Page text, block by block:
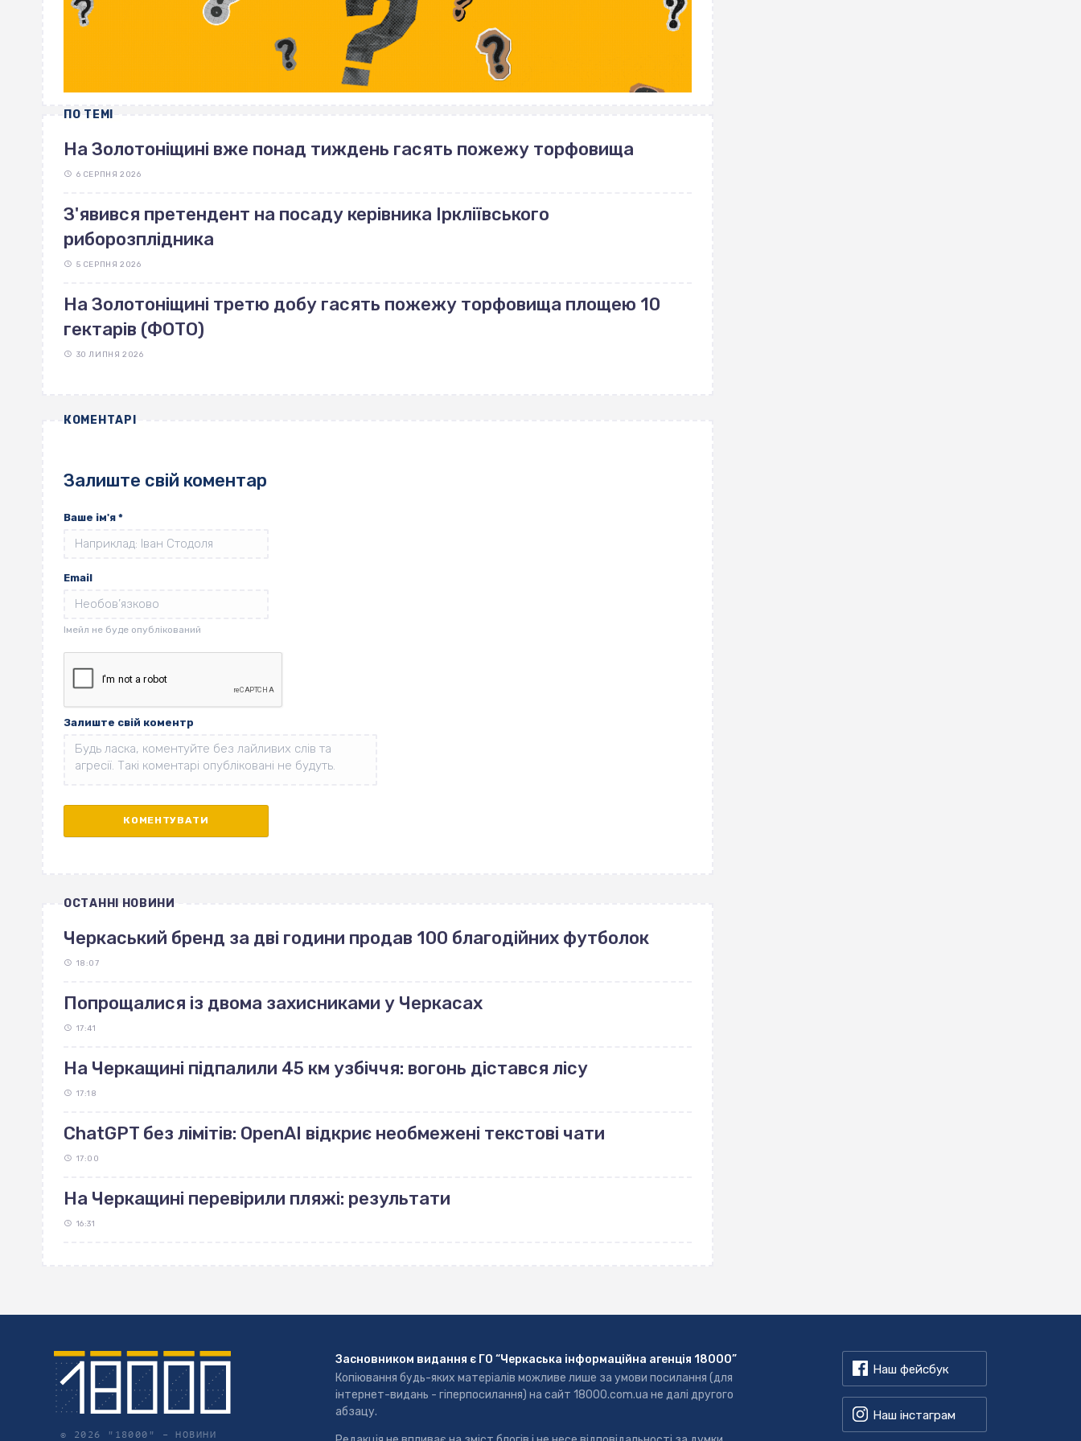
ПО ТЕМІ
На Золотоніщині вже понад тиждень гасять пожежу торфовища
6 СЕРПНЯ 2026
З'явився претендент на посаду керівника Іркліївського
риборозплідника
5 СЕРПНЯ 2026
На Золотоніщині третю добу гасять пожежу торфовища площею 10
гектарів (ФОТО)
30 ЛИПНЯ 2026
КОМЕНТАРІ
Залиште свій коментар
Ваше ім'я *
Email
Залиште свій коментр
ОСТАННІ НОВИНИ
Черкаський бренд за дві години продав 100 благодійних футболок
18:07
Попрощалися із двома захисниками у Черкасах
17:41
На Черкащині підпалили 45 км узбіччя: вогонь дістався лісу
17:18
ChatGPT без лімітів: OpenAI відкриє необмежені текстові чати
17:00
На Черкащині перевірили пляжі: результати
16:31
© 2026 "18000" –НОВИНИ
Засновником видання є ГО “Черкаська інформаційна агенція 18000”
Копіювання будь-яких матеріалів можливе лише за умови посилання (для
інтернет-видань - гіперпосилання) на сайт 18000.com.ua не далі другого
абзацу.
Наш фейсбук
Наш інстаграм